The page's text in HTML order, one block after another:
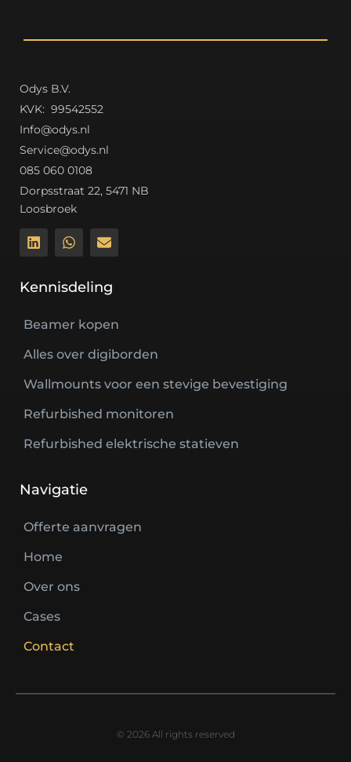
Odys B.V.
KVK: 99542552
Info@odys.nl
Service@odys.nl
085 060 0108
Dorpsstraat 22, 5471 NB
Loosbroek
Kennisdeling
Beamer kopen
Alles over digiborden
Wallmounts voor een stevige bevestiging
Refurbished monitoren
Refurbished elektrische statieven
Navigatie
Offerte aanvragen
Home
Over ons
Cases
Contact
© 2026 All rights reserved